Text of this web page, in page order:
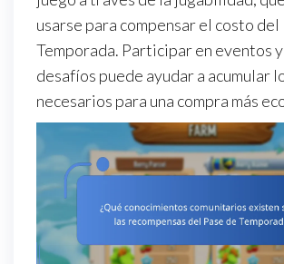
usarse para compensar el costo del
Temporada. Participar en eventos
desafíos puede ayudar a acumular
necesarios para una compra más